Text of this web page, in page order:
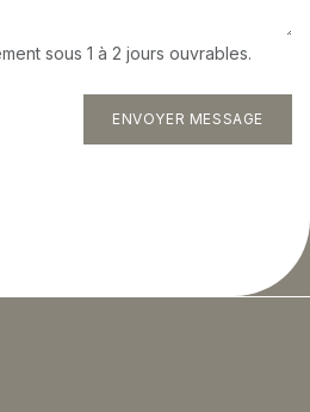
sous 1 à 2 jours ouvrables.
ENVOYER MESSAGE